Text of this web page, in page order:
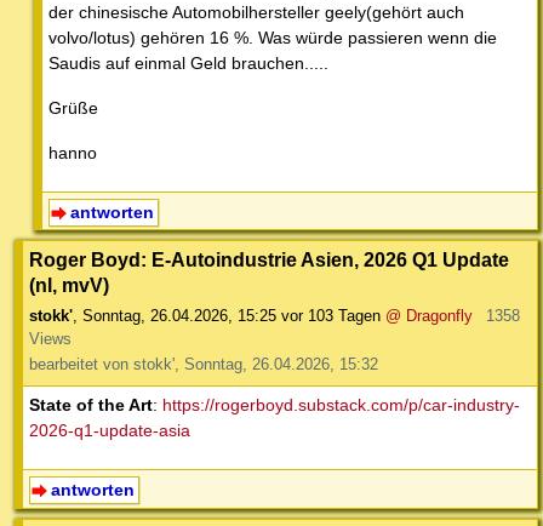
der chinesische Automobilhersteller geely(gehört auch
volvo/lotus) gehören 16 %. Was würde passieren wenn die
Saudis auf einmal Geld brauchen.....
Grüße
hanno
antworten
Roger Boyd: E-Autoindustrie Asien, 2026 Q1 Update
(nl, mvV)
stokk', Sonntag, 26.04.2026, 15:25 vor 103 Tagen @ Dragonfly
1358
Views
bearbeitet von stokk', Sonntag, 26.04.2026, 15:32
State of the Art: https://rogerboyd.substack.com/p/car-industry-
2026-q1-update-asia
antworten